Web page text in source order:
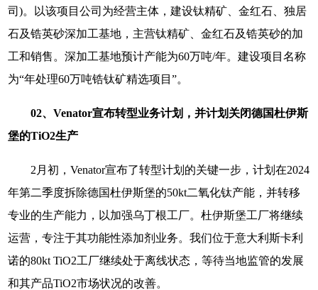
司)。以该项目公司为经营主体，建设钛精矿、金红石、独居
石及锆英砂深加工基地，主营钛精矿、金红石及锆英砂的加
工和销售。深加工基地预计产能为60万吨/年。建设项目名称
为“年处理60万吨锆钛矿精选项目”。
02、Venator宣布转型业务计划，并计划关闭德国杜伊斯
堡的TiO2生产
2月初，Venator宣布了转型计划的关键一步，计划在2024
年第二季度拆除德国杜伊斯堡的50kt二氧化钛产能，并转移
专业的生产能力，以加强乌丁根工厂。杜伊斯堡工厂将继续
运营，专注于其功能性添加剂业务。我们位于意大利斯卡利
诺的80kt TiO2工厂继续处于离线状态，等待当地监管的发展
和其产品TiO2市场状况的改善。